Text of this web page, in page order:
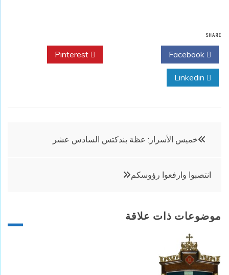
SHARE
تصفّح
خميس الأسرار: عظة بندكتس السادس عشر
انتصبوا وارفعوا رؤوسكم
موضوعات ذات علاقة